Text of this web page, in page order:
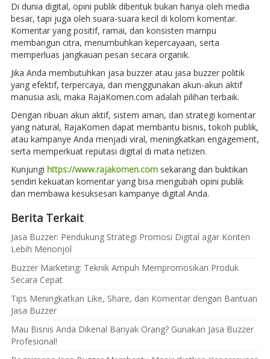
Di dunia digital, opini publik dibentuk bukan hanya oleh media
besar, tapi juga oleh suara-suara kecil di kolom komentar.
Komentar yang positif, ramai, dan konsisten mampu
membangun citra, menumbuhkan kepercayaan, serta
memperluas jangkauan pesan secara organik.
Jika Anda membutuhkan jasa buzzer atau jasa buzzer politik
yang efektif, terpercaya, dan menggunakan akun-akun aktif
manusia asli, maka RajaKomen.com adalah pilihan terbaik.
Dengan ribuan akun aktif, sistem aman, dan strategi komentar
yang natural, RajaKomen dapat membantu bisnis, tokoh publik,
atau kampanye Anda menjadi viral, meningkatkan engagement,
serta memperkuat reputasi digital di mata netizen.
Kunjungi https://www.rajakomen.comsekarang dan buktikan
sendiri kekuatan komentar yang bisa mengubah opini publik
dan membawa kesuksesan kampanye digital Anda.
Berita Terkait
Jasa Buzzer: Pendukung Strategi Promosi Digital agar Konten
Lebih Menonjol
Buzzer Marketing: Teknik Ampuh Mempromosikan Produk
Secara Cepat
Tips Meningkatkan Like, Share, dan Komentar dengan Bantuan
Jasa Buzzer
Mau Bisnis Anda Dikenal Banyak Orang? Gunakan Jasa Buzzer
Profesional!